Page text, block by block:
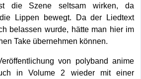
die Szene seltsam wirken, da
Lippen bewegt. Da der Liedtext
belassen wurde, hätte man hier im
Take übernehmen können.
von polyband anime
in Volume 2 wieder mit einer